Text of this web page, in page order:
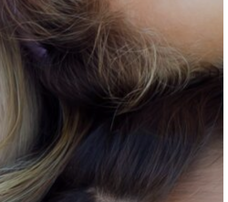
A
PÉNZÜGYEI
KÖLTSÉGVETÉSI
RENDELETEK